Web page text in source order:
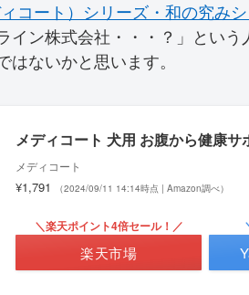
コート）シリーズ・和の究み
イン株式会社・・・？」とい
はないかと思います。
メディコート 犬用 お腹から健康
メディコート
¥1,791 （2024/09/11 14:14時点 | Amazon調べ）
＼楽天ポイント4倍セール！／
楽天市場